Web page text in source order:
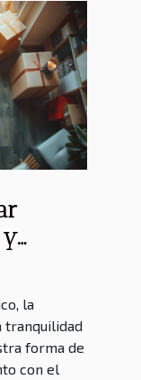
y
la
tranquilidad
forma de
con el